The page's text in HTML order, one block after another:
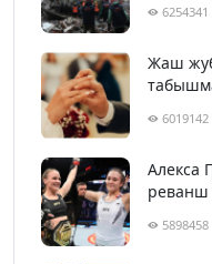
6254341
Жаш
6019142
Алекса
реванш
5898458